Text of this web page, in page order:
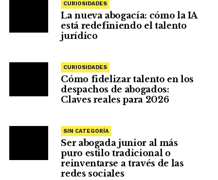
CURIOSIDADES
La nueva abogacía: cómo la IA
está redefiniendo el talento
jurídico
CURIOSIDADES
Cómo fidelizar talento en los
despachos de abogados:
Claves reales para 2026
SIN CATEGORÍA
Ser abogada junior al más
puro estilo tradicional o
reinventarse a través de las
redes sociales